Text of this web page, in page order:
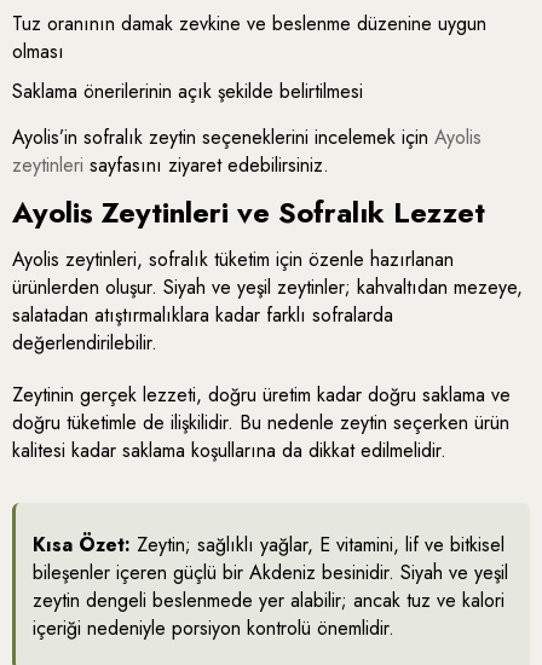
Tuz oranının damak zevkine ve beslenme düzenine uygun
olması
Saklama önerilerinin açık şekilde belirtilmesi
Ayolis’in sofralık zeytin seçeneklerini incelemek için Ayolis
zeytinleri sayfasını ziyaret edebilirsiniz.
Ayolis Zeytinleri ve Sofralık Lezzet
Ayolis zeytinleri, sofralık tüketim için özenle hazırlanan
ürünlerden oluşur. Siyah ve yeşil zeytinler; kahvaltıdan mezeye,
salatadan atıştırmalıklara kadar farklı sofralarda
değerlendirilebilir.
Zeytinin gerçek lezzeti, doğru üretim kadar doğru saklama ve
doğru tüketimle de ilişkilidir. Bu nedenle zeytin seçerken ürün
kalitesi kadar saklama koşullarına da dikkat edilmelidir.
Kısa Özet: Zeytin; sağlıklı yağlar, E vitamini, lif ve bitkisel
bileşenler içeren güçlü bir Akdeniz besinidir. Siyah ve yeşil
zeytin dengeli beslenmede yer alabilir; ancak tuz ve kalori
içeriği nedeniyle porsiyon kontrolü önemlidir.